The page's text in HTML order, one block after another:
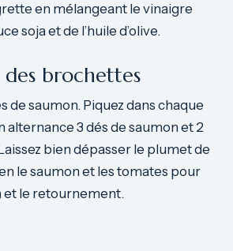
en mélangeant le vinaigre
soja et de l’huile d’olive.
des brochettes
de saumon. Piquez dans chaque
alternance 3 dés de saumon et 2
bien dépasser le plumet de
le saumon et les tomates pour
et le retournement.